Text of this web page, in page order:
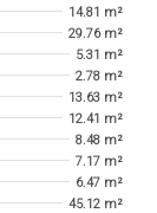
14.81 m²
29.76 m²
5.31 m²
2.78 m²
13.63 m²
12.41 m²
8.48 m²
7.17 m²
6.47 m²
45.12 m²